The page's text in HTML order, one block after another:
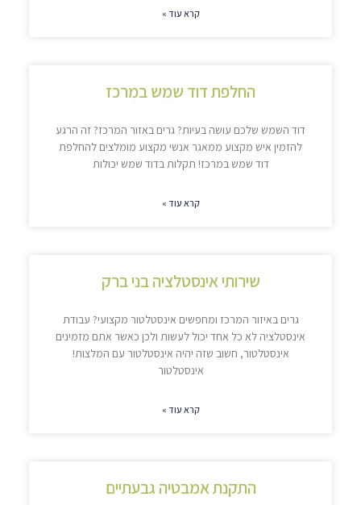
קרא עוד »
החלפת דוד שמש במרכז
דוד השמש שלכם עושה בעיות? גרים באזור המרכז? זה הרגע
להזמין איש מקצוע ממאגר אנשי מקצוע מומלצים להחלפת
דוד שמש במרכז! תקלות בדוד שמש יכולות
קרא עוד »
שירותי אינסטלציה בני ברק
גרים באיזור המרכז ומחפשים אינסטלטור מקצועי? עבודת
אינסטלציה לא כל אחד יכול לעשות ולכן כאשר אתם מזמינים
אינסטלטור, חשוב שזה יהיה אינסטלטור עם המלצות!
אינסטלטור
קרא עוד »
התקנת אמבטיה גבעתיים